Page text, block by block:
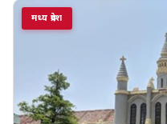
मध्य प्रदेश